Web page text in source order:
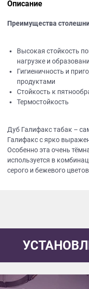
Описание
Преимущества
Высокая стойкость
нагрузке и
Гигиеничность и
продуктами
Стойкость к
Термостойкость
Дуб Галифакс табак –
Галифакс с ярко
Особенно эта очень
используется в
серого и бежевого